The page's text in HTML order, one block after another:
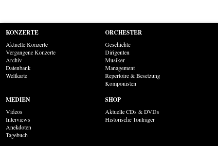
KONZERTE
Aktuelle Konzerte
Vergangene Konzerte
Archiv
Datenbank
Weltkarte
ORCHESTER
Geschichte
Dirigenten
Musiker
Management
Repertoire & Besetzung
Komponisten
MEDIEN
Videos
Interviews
Anekdoten
Tagebuch
SHOP
Aktuelle CDs & DVDs
Historische Tonträger